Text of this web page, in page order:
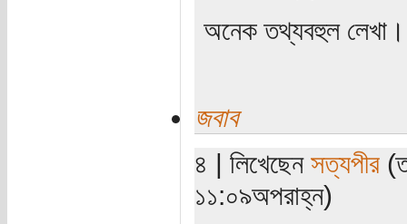
অনেক তথ্যবহুল
জবাব
৪ | লিখেছেন সত্যপীর
১১:০৯অপরাহ্ন)